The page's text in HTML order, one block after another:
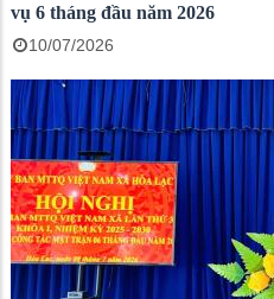
vụ 6 tháng đầu năm 2026
10/07/2026